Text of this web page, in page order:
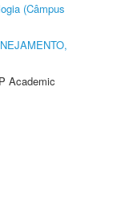
(Câmpus
Academic